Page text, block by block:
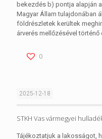
bekezdés b) pontja alapján
Magyar Állam tulajdonában
földrészletek kerültek
árverés mellőzésével
0
2025-12-18
STKH Vas vármegyei
Tájékoztatjuk a lakosságot,